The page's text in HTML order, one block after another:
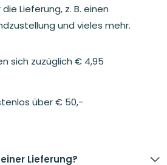
Lieferung, z. B. einen
und vieles mehr.
sich zuzüglich € 4,95
über € 50,-
Lieferung?